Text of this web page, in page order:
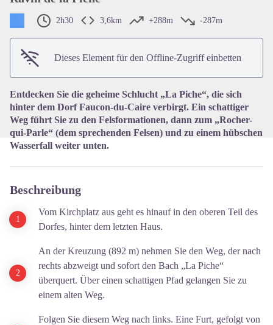
View picture in full screen
2h30 3,6km +288m -287m
Dieses Element für den Offline-Zugriff einbetten
Entdecken Sie die geheime Schlucht „La Piche“, die sich
hinter dem Dorf Faucon-du-Caire verbirgt. Ein schattiger
Weg führt Sie zu den Felsformationen, dann zum „Rocher-
qui-Parle“ (dem sprechenden Felsen) und zu einem hübschen
Wasserfall weiter unten.
Beschreibung
Vom Kirchplatz aus geht es hinauf in den oberen Teil des
Dorfes, hinter dem letzten Haus.
An der Kreuzung (892 m) nehmen Sie den Weg, der nach
rechts abzweigt und sofort den Bach „La Piche“
überquert. Über einen schattigen Pfad gelangen Sie zu
einem alten Weg.
Folgen Sie diesem Weg nach links. Eine Furt, gefolgt von